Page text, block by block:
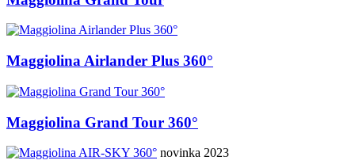
Maggiolina Airlander Plus 360°
Maggiolina Grand Tour 360°
novinka 2023